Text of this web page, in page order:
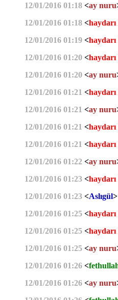
12/01/2016 01:18 <ay nuru
12/01/2016 01:18 <
12/01/2016 01:19 <
12/01/2016 01:20 <
12/01/2016 01:20 <ay nuru
12/01/2016 01:21 <
12/01/2016 01:21 <ay nuru
12/01/2016 01:21 <
12/01/2016 01:21 <
12/01/2016 01:22 <ay nuru
12/01/2016 01:23 <
12/01/2016 01:23 <Aslıgül
12/01/2016 01:25 <
12/01/2016 01:25 <
12/01/2016 01:25 <ay nuru
12/01/2016 01:26 <
12/01/2016 01:26 <ay nuru